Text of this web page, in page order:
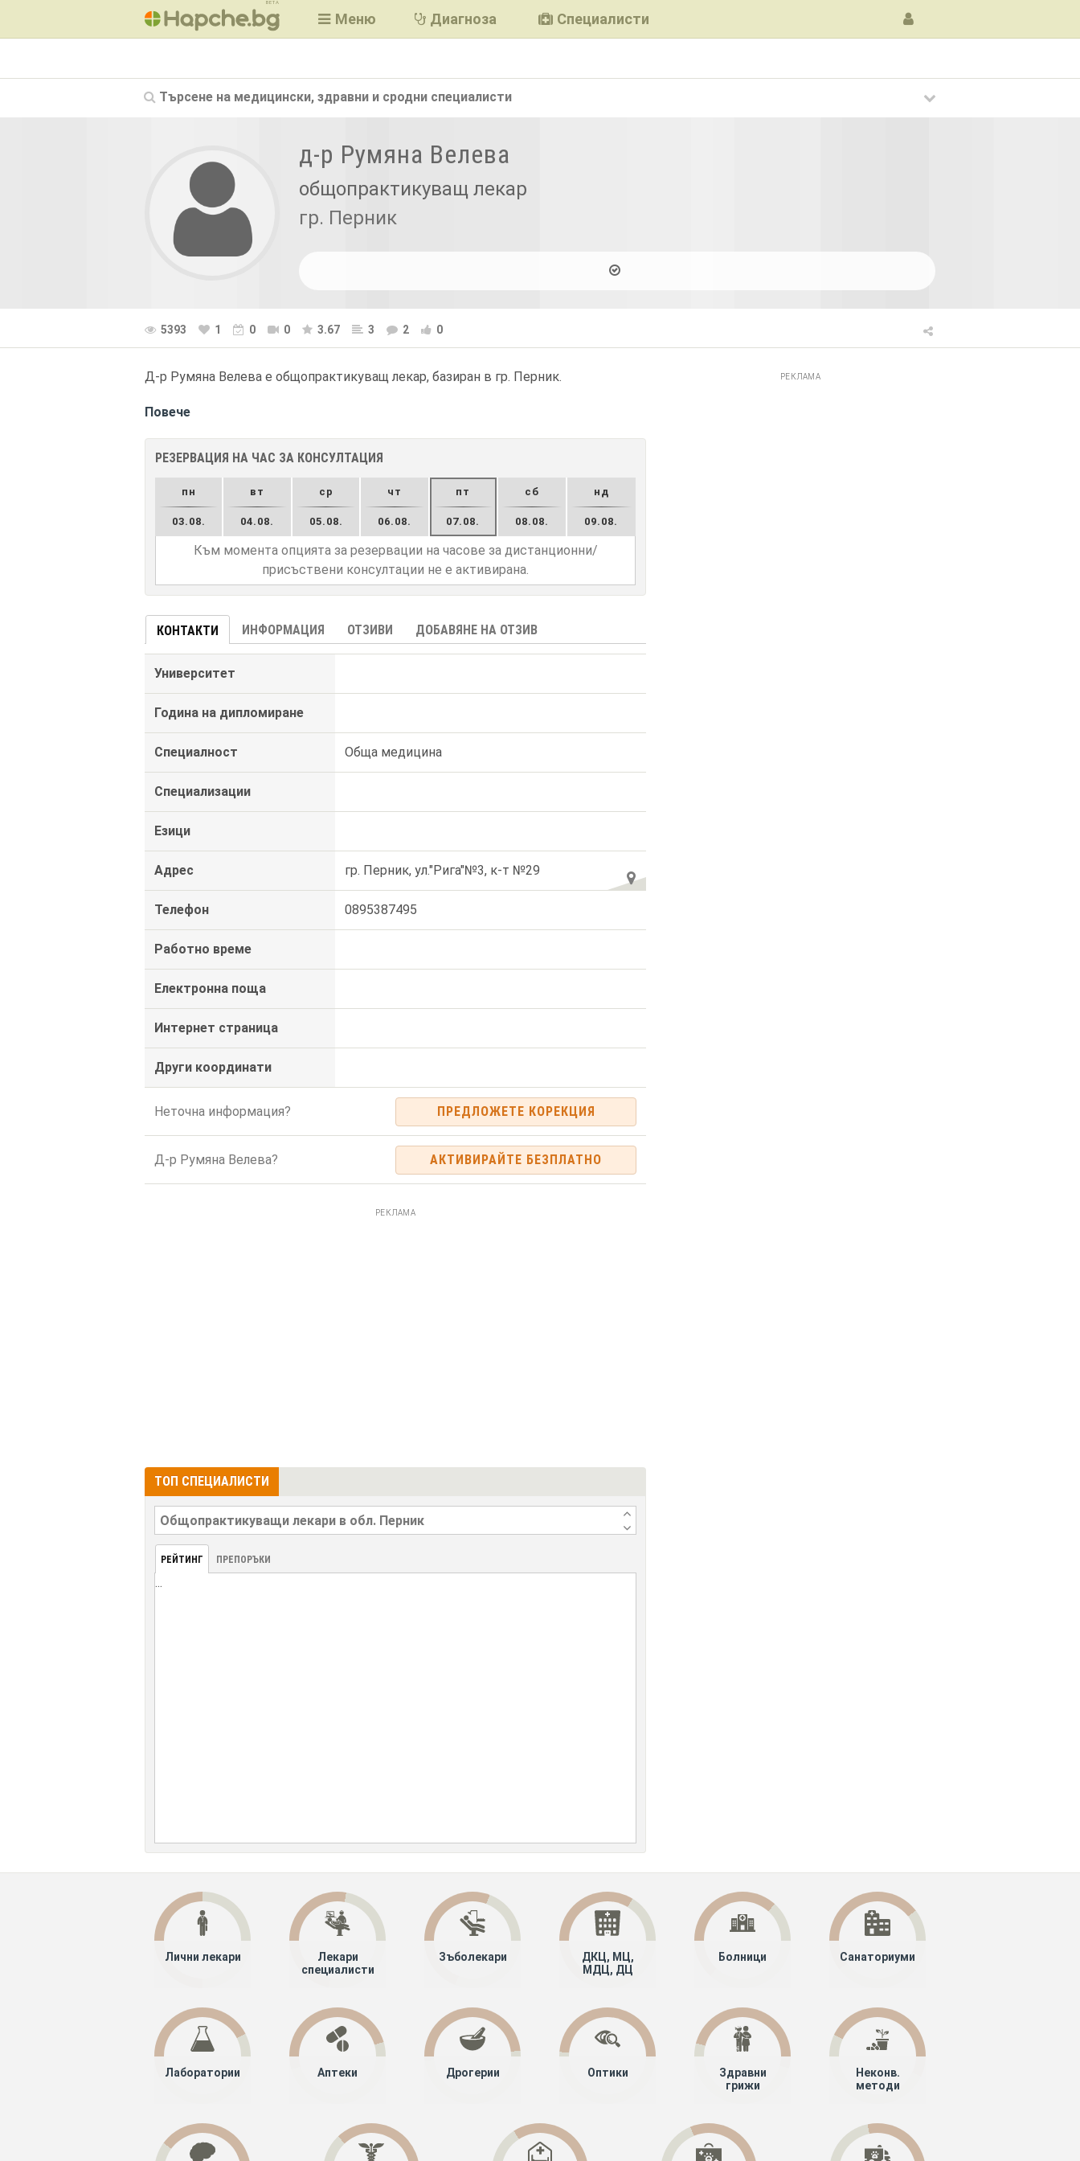
BETA
Меню Диагноза Специалисти
Търсене на медицински, здравни и сродни специалисти
д-р Румяна Велева
общопрактикуващ лекар
гр. Перник
5393 1 0 0 3.67 3 2 0
Д-р Румяна Велева е общопрактикуващ лекар, базиран в гр. Перник.
Повече
РЕЗЕРВАЦИЯ НА ЧАС ЗА КОНСУЛТАЦИЯ
пн
03.08.
вт
04.08.
ср
05.08.
чт
06.08.
пт
07.08.
сб
08.08.
нд
09.08.
Към момента опцията за резервации на часове за дистанционни/
присъствени консултации не е активирана.
КОНТАКТИ ИНФОРМАЦИЯ ОТЗИВИ ДОБАВЯНЕ НА ОТЗИВ
Университет
Година на дипломиране
Специалност Обща медицина
Специализации
Езици
Адрес гр. Перник, ул."Рига"№3, к-т №29
Телефон 0895387495
Работно време
Електронна поща
Интернет страница
Други координати
Неточна информация? ПРЕДЛОЖЕТЕ КОРЕКЦИЯ
Д-р Румяна Велева? АКТИВИРАЙТЕ БЕЗПЛАТНО
РЕКЛАМА
ТОП СПЕЦИАЛИСТИ
РЕЙТИНГ ПРЕПОРЪКИ
...
РЕКЛАМА
Лични лекари
Лекари
специалисти
Зъболекари
ДКЦ, МЦ,
МДЦ, ДЦ
Болници Санаториуми
Лаборатории Аптеки Дрогерии Оптики
Здравни
грижи
Неконв.
методи